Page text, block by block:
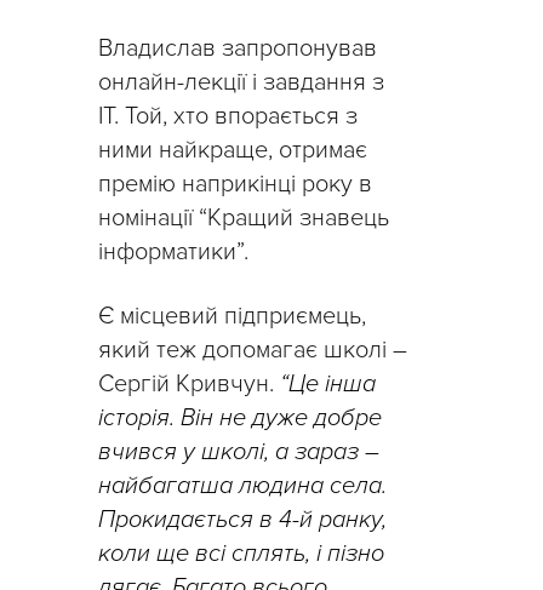
Владислав запропонував
онлайн-лекції і завдання з
ІТ. Той, хто впорається з
ними найкраще, отримає
премію наприкінці року в
номінації “Кращий знавець
інформатики”.
Є місцевий підприємець,
який теж допомагає школі –
Сергій Кривчун. “Це інша
історія. Він не дуже добре
вчився у школі, а зараз –
найбагатша людина села.
Прокидається в 4-й ранку,
коли ще всі сплять, і пізно